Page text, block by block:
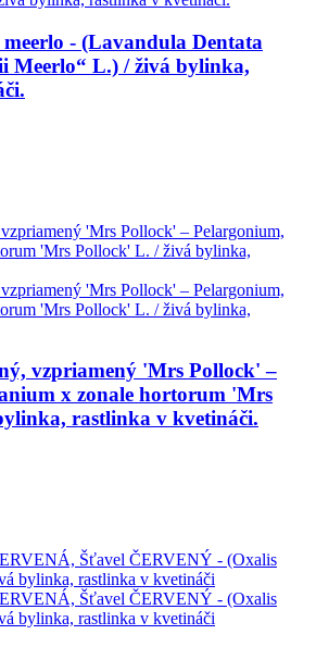
- (Lavandula Dentata
Meerlo“ L.) / živá bylinka,
vzpriamený 'Mrs Pollock' –
x zonale hortorum 'Mrs
rastlinka v kvetináči.